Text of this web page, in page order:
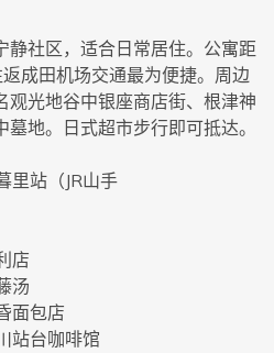
静社区，适合日常居住。公寓距
成田机场交通最为便捷。周边
观光地谷中银座商店街、根津神
地。日式超市步行即可抵达。
里站（JR山手
店
汤
面包店
站台咖啡馆